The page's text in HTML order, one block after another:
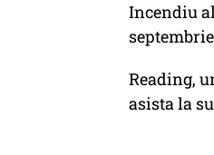
Incendiu
Reading,
asista la